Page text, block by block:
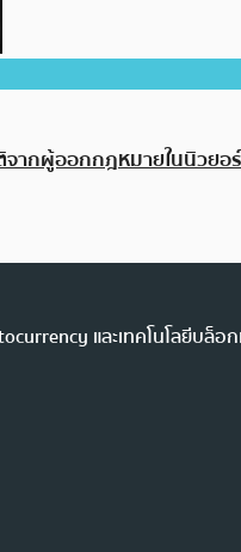
จากผู้ออกกฎหมายในนิวยอ
และเทคโนโลยีบล็